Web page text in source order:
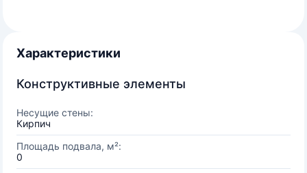
Характеристики
Конструктивные элементы
Несущие стены:
Кирпич
Площадь подвала, м²:
0